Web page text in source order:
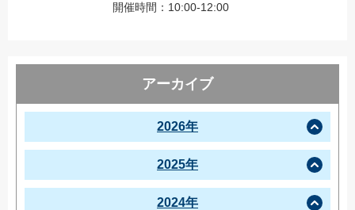
開催時間：10:00-12:00
アーカイブ
2026年
2025年
2024年